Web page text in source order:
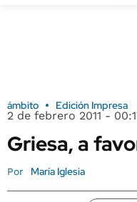
ámbito Edición Impresa
2 de febrero 2011 -
Griesa, a
Por María Iglesia